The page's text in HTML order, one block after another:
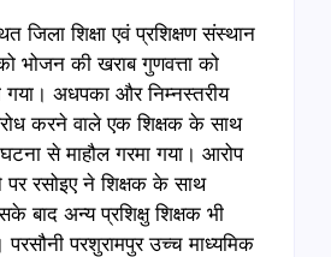
जिला शिक्षा एवं प्रशिक्षण संस्थान
भोजन की खराब गुणवत्ता को
गया। अधपका और निम्नस्तरीय
करने वाले एक शिक्षक के साथ
से माहौल गरमा गया। आरोप
पर रसोइए ने शिक्षक के साथ
बाद अन्य प्रशिक्षु शिक्षक भी
परशुरामपुर उच्च माध्यमिक